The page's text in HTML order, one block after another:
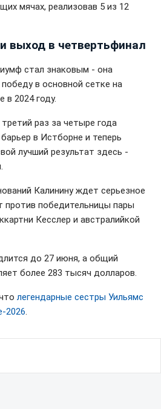
мячах, реализовав 5 из 12
выход в четвертьфинал
стал знаковым - она
в основной сетке на
в 2024 году.
раз за четыре года
в Истборне и теперь
лучший результат здесь -
Калинину ждет серьезное
против победительницы пары
Кесслер и австралийкой
до 27 июня, а общий
более 283 тысяч долларов.
легендарные сестры Уильямс
2026